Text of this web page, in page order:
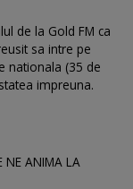
de la Gold FM ca
sa intre pe
nationala (35 de
impreuna.
NE ANIMA LA